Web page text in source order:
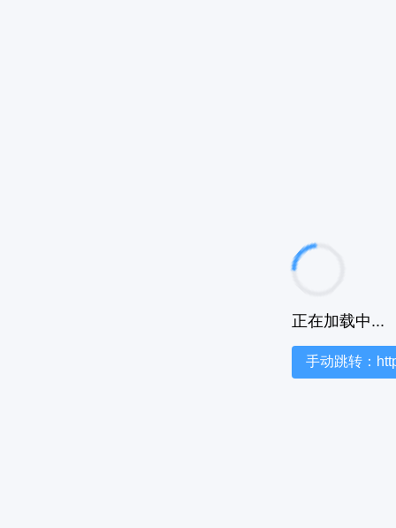
正在加载中...
手动跳转：